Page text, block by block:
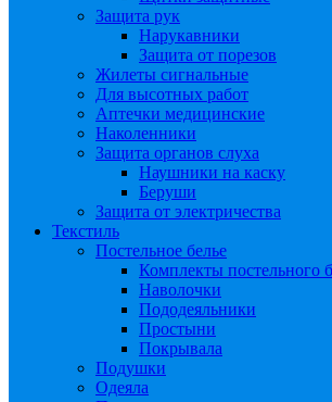
Защита рук
Нарукавники
Защита от порезов
Жилеты сигнальные
Для высотных работ
Аптечки медицинские
Наколенники
Защита органов слуха
Наушники на каску
Беруши
Защита от электричества
Текстиль
Постельное белье
Комплекты постельного
Наволочки
Пододеяльники
Простыни
Покрывала
Подушки
Одеяла